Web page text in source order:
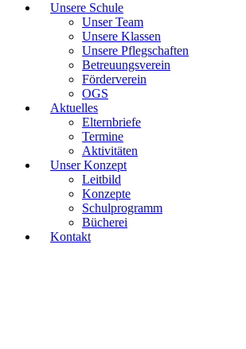
Unsere Schule
Unser Team
Unsere Klassen
Unsere Pflegschaften
Betreuungsverein
Förderverein
OGS
Aktuelles
Elternbriefe
Termine
Aktivitäten
Unser Konzept
Leitbild
Konzepte
Schulprogramm
Bücherei
Kontakt